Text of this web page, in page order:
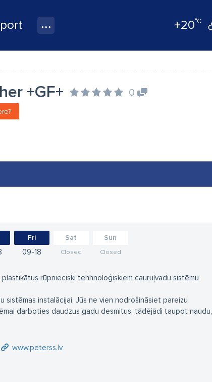
+20°C
+GF+ 0
Fri
09 18
Sat
Closed
Sun
Closed
rūpnieciski tehhnoloģiskiem cauruļvadu sistēmu
sistēmas instalācijai, Jūs ne vien nodrošināsiet pareizu
darboties daudzus gadu desmitus, tādējādi taupot naudu,
www.peterss.lv